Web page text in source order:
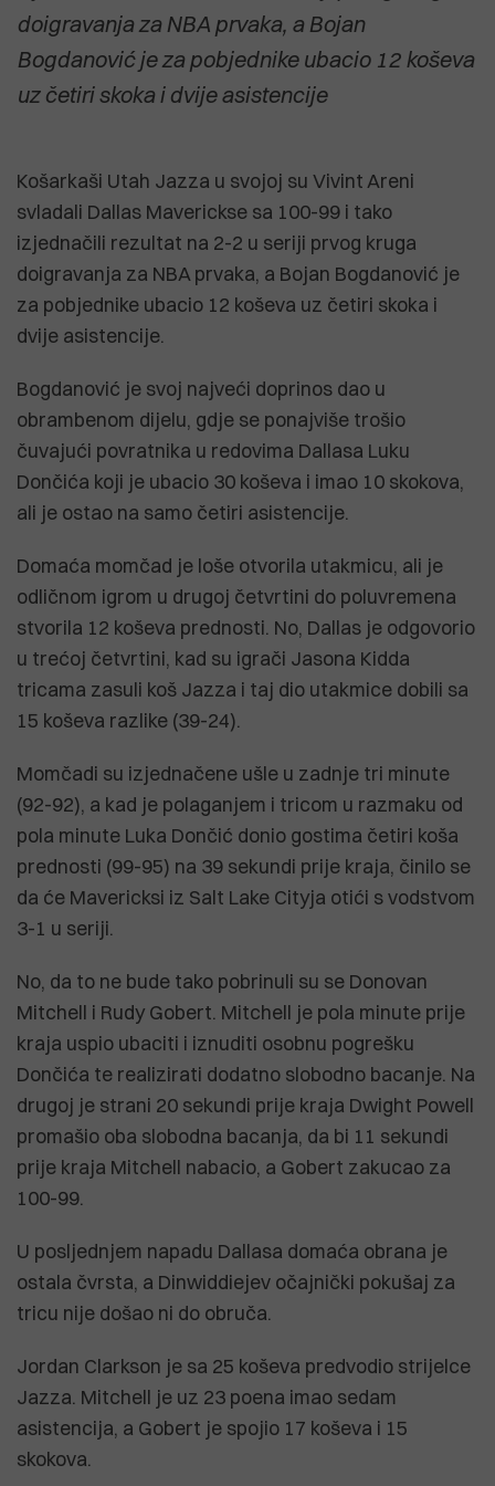
doigravanja za NBA prvaka, a Bojan
Bogdanović je za pobjednike ubacio 12 koševa
uz četiri skoka i dvije asistencije
Košarkaši Utah Jazza u svojoj su Vivint Areni
svladali Dallas Maverickse sa 100-99 i tako
izjednačili rezultat na 2-2 u seriji prvog kruga
doigravanja za NBA prvaka, a Bojan Bogdanović je
za pobjednike ubacio 12 koševa uz četiri skoka i
dvije asistencije.
Bogdanović je svoj najveći doprinos dao u
obrambenom dijelu, gdje se ponajviše trošio
čuvajući povratnika u redovima Dallasa Luku
Dončića koji je ubacio 30 koševa i imao 10 skokova,
ali je ostao na samo četiri asistencije.
Domaća momčad je loše otvorila utakmicu, ali je
odličnom igrom u drugoj četvrtini do poluvremena
stvorila 12 koševa prednosti. No, Dallas je odgovorio
u trećoj četvrtini, kad su igrači Jasona Kidda
tricama zasuli koš Jazza i taj dio utakmice dobili sa
15 koševa razlike (39-24).
Momčadi su izjednačene ušle u zadnje tri minute
(92-92), a kad je polaganjem i tricom u razmaku od
pola minute Luka Dončić donio gostima četiri koša
prednosti (99-95) na 39 sekundi prije kraja, činilo se
da će Mavericksi iz Salt Lake Cityja otići s vodstvom
3-1 u seriji.
No, da to ne bude tako pobrinuli su se Donovan
Mitchell i Rudy Gobert. Mitchell je pola minute prije
kraja uspio ubaciti i iznuditi osobnu pogrešku
Dončića te realizirati dodatno slobodno bacanje. Na
drugoj je strani 20 sekundi prije kraja Dwight Powell
promašio oba slobodna bacanja, da bi 11 sekundi
prije kraja Mitchell nabacio, a Gobert zakucao za
100-99.
U posljednjem napadu Dallasa domaća obrana je
ostala čvrsta, a Dinwiddiejev očajnički pokušaj za
tricu nije došao ni do obruča.
Jordan Clarkson je sa 25 koševa predvodio strijelce
Jazza. Mitchell je uz 23 poena imao sedam
asistencija, a Gobert je spojio 17 koševa i 15
skokova.